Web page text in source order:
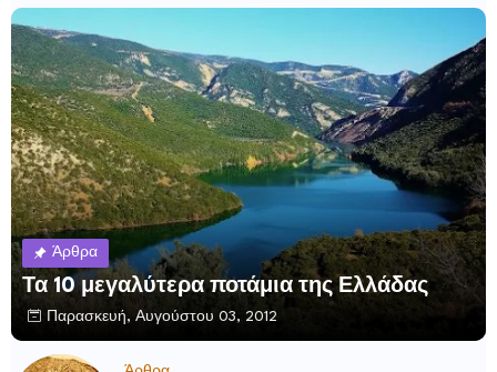
Άρθρα
Τα 10 μεγαλύτερα ποτάμια της Ελλάδας
Παρασκευή, Αυγούστου 03, 2012